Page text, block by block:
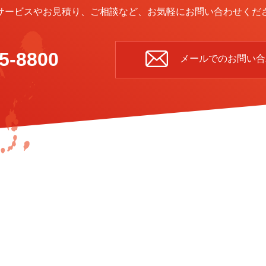
ービスやお見積り、ご相談など、お気軽にお問い合わせくだ
8800 メールでのお問い